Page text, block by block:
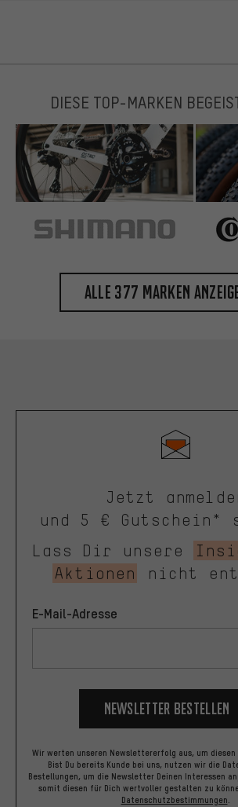
DIESE TOP-MARKEN
Alle 377 Marken
Jetzt
und 5 € Gutschein*
Lass Dir unsere
Aktionen
nicht
E-Mail-Adresse
Newsletter bestellen
Wir werten unseren Newslettererfolg aus, um
Bist Du bereits Kunde bei uns, nutzen wir die
Bestellungen, um die Newsletter Deinen Interessen
somit diesen für Dich wertvoller gestalten zu
Datenschutzbestimmungen.